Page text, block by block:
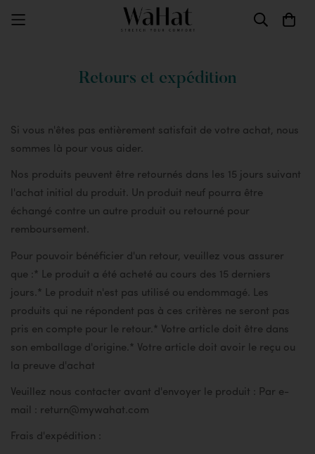
Retours et expédition
Si vous n'êtes pas entièrement satisfait de votre achat, nous
sommes là pour vous aider.
Nos produits peuvent être retournés dans les 15 jours suivant
l'achat initial du produit. Un produit neuf pourra être
échangé contre un autre produit ou retourné pour
remboursement.
Pour pouvoir bénéficier d'un retour, veuillez vous assurer
que :
* Le produit a été acheté au cours des 15 derniers
jours. * Le produit n'est pas utilisé ou endommagé. Les
produits qui ne répondent pas à ces critères ne seront pas
pris en compte pour le retour. * Votre article doit être dans
son emballage d'origine. * Votre article doit avoir le reçu ou
la preuve d'achat
Veuillez nous contacter avant d'envoyer le produit :
Par e-
mail : return@mywahat.com
Frais d'expédition :